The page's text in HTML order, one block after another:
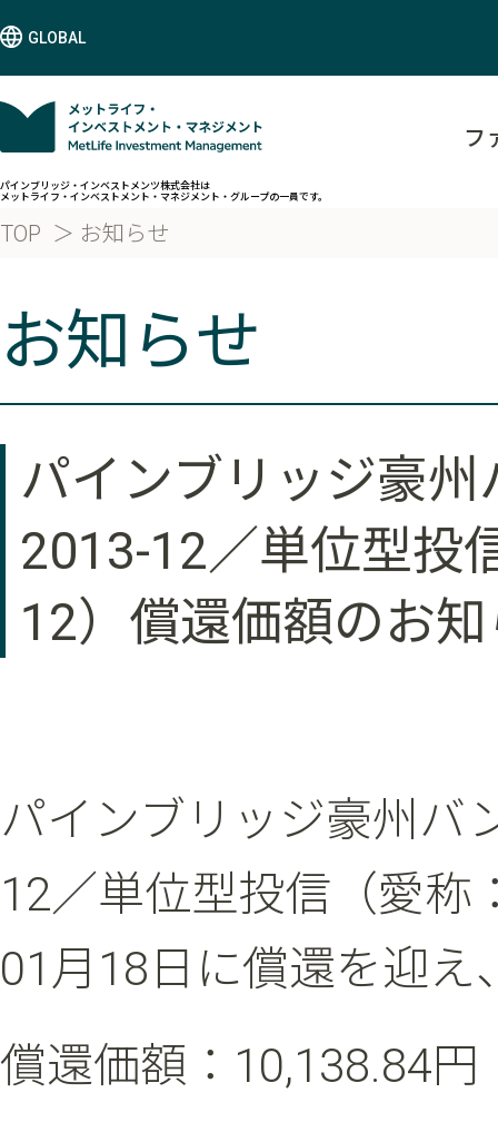
GLOBAL
パインブリッジ・インベストメンツ株式会社は
メットライフ・インベストメント・マネジメント・グループの一員です。
フ
TOP お知らせ
お知らせ
パインブリッジ豪
2013-12／単位型投
12）償還価額のお
パインブリッジ豪州バ
12／単位型投信（愛称
01月18日に償還を迎
償還価額：10,138.84円